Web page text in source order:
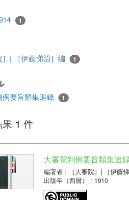
1
］| ［伊藤悌治］編 1
例要旨類集追録 1
1 件
大審院判例要旨類集追
編著者 : ［大審院］| ［伊藤
出版年（西暦）
: 1910